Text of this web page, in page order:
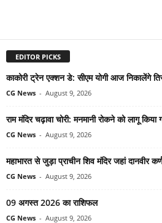
EDITOR PICKS
काकोरी ट्रेन एक्शन डे: सीएम योगी आज निकालेंगे
CG News - August 9, 2026
राम मंदिर चढ़ावा चोरी: मनमानी रोकने को लागू
CG News - August 9, 2026
महाभारत से जुड़ा प्राचीन शिव मंदिर जहां दानवीर
CG News - August 9, 2026
09 अगस्त 2026 का राशिफल
CG News - August 9, 2026